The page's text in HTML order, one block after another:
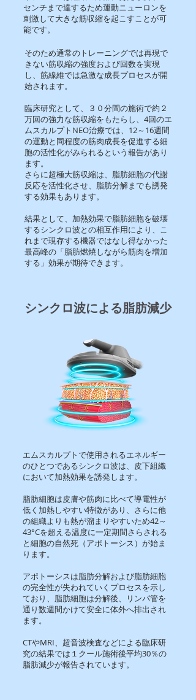
センチまで達するため運動ニューロンを
刺激して大きな筋収縮を起こすことが可
能です。
そのため通常のトレーニングでは再現で
きない筋収縮の強度および回数を実現
し、筋線維では急激な成長プロセスが開
始されます。
臨床研究として、３０分間の施術で約２
万回の強力な筋収縮をもたらし、4回のエ
ムスカルプトNEO治療では、12～16週間
の運動と同程度の筋肉成長を促進する細
胞の活性化がみられるという報告があり
ます。
さらに超極大筋収縮は、脂肪細胞の代謝
反応を活性化させ、脂肪分解までも誘発
する効果もあります。
結果として、加熱効果で脂肪細胞を破壊
するシンクロ波との相互作用により、こ
れまで現存する機器ではなし得なかった
最高峰の「脂肪燃焼しながら筋肉を増加
する」効果が期待できます。
シンクロ波による脂肪減少
エムスカルプトで使用されるエネルギー
のひとつであるシンクロ波は、皮下組織
において加熱効果を誘発します。
脂肪細胞は皮膚や筋肉に比べて導電性が
低く加熱しやすい特徴があり、さらに他
の組織よりも熱が溜まりやすいため42～
43°Cを超える温度に一定期間さらされる
と細胞の自然死（アポトーシス）が始ま
ります。
アポトーシスは脂肪分解および脂肪細胞
の完全性が失われていくプロセスを示し
ており、脂肪細胞は分解後、リンパ管を
通り数週間かけて安全に体外へ排出され
ます。
CTやMRI、超音波検査などによる臨床研
究の結果では１クール施術後平均30％の
脂肪減少が報告されています。